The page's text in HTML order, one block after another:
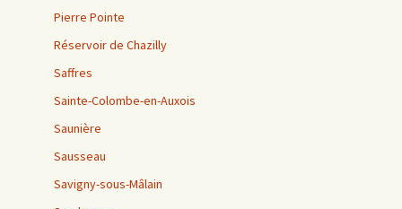
Pierre Pointe
Réservoir de Chazilly
Saffres
Sainte-Colombe-en-Auxois
Saunière
Sausseau
Savigny-sous-Mâlain